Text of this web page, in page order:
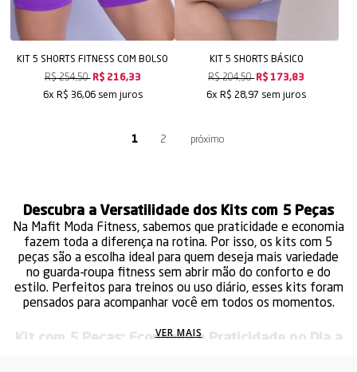
KIT 5 SHORTS FITNESS COM BOLSO
R$ 254,50 R$ 216,33
6x R$ 36,06 sem juros
KIT 5 SHORTS BÁSICO
R$ 204,50 R$ 173,83
6x R$ 28,97 sem juros
1 2
Descubra a Versatilidade dos Kits com 5 Peças
Na Mafit Moda Fitness, sabemos que praticidade e economia
fazem toda a diferença na rotina. Por isso, os kits com 5
peças são a escolha ideal para quem deseja mais variedade
no guarda-roupa fitness sem abrir mão do conforto e do
estilo. Perfeitos para treinos ou uso diário, esses kits foram
pensados para acompanhar você em todos os momentos.
Kit com 5 Peças: Economia e Praticidade no Dia a
VER MAIS